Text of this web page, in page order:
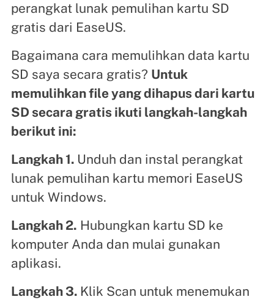
perangkat lunak pemulihan kartu SD
gratis dari EaseUS.
Bagaimana cara memulihkan data kartu
SD saya secara gratis? Untuk
memulihkan file yang dihapus dari kartu
SD secara gratis ikuti langkah-langkah
berikut ini:
Langkah 1. Unduh dan instal perangkat
lunak pemulihan kartu memori EaseUS
untuk Windows.
Langkah 2. Hubungkan kartu SD ke
komputer Anda dan mulai gunakan
aplikasi.
Langkah 3. Klik Scan untuk menemukan